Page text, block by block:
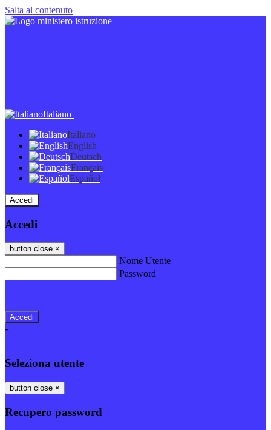
Salta al contenuto
Italiano
Italiano
English
Deutsch
Français
Español
Accedi
Accedi
button close ×
Nome Utente
Password
-
Seleziona utente
button close ×
Recupero password